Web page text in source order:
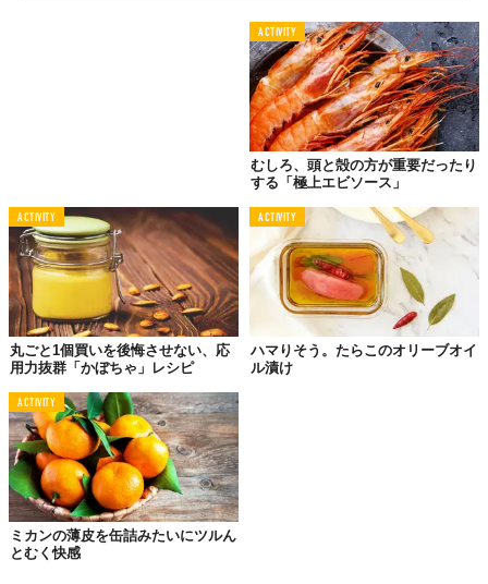
本来は、ぶどうの果汁を何十時間とかけて煮込んで作る甘味料。
ですが、もともと、"Vincotto"はイタリア語で「煮たワイン」を意
味するワード。赤ワインをじっくり煮詰めるだけでも再現するこ
とができます。
いしいヴィンコットに仕上がるとっておきのレシピを紹介しま
す。
＜材料 ＞
赤ワイン：600ml
砂糖：60g
ACTIVITY
むしろ、頭と殻の方が重要だったり
する「極上エビソース」
ACTIVITY
丸ごと1個買いを後悔させない、応
用力抜群「かぼちゃ」レシピ
ACTIVITY
ハマりそう。たらこのオリーブオイ
ル漬け
ACTIVITY
ミカンの薄皮を缶詰みたいにツルん
とむく快感